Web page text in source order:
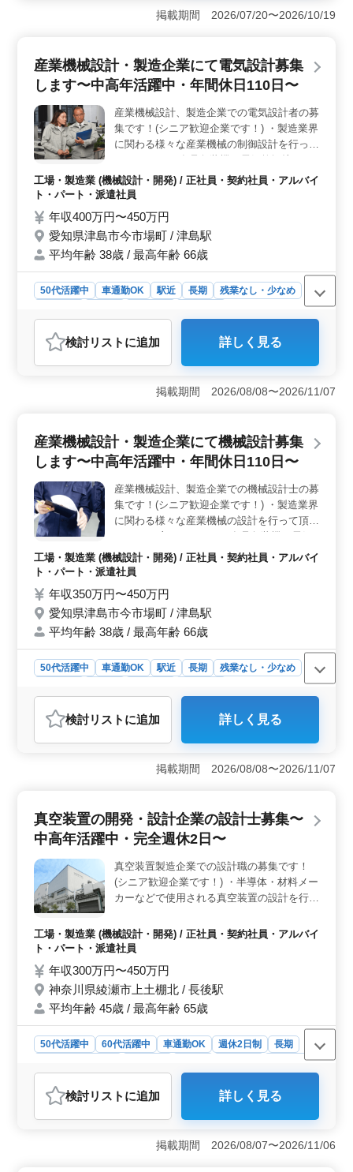
現場で勤務し、AutoCAD、SolidWorks、iCADなど複数の
CADツールを使用し機械設計業務を行います。これまで
給など、安心して働ける待遇が整っています。また、週
休2日制を採用しており、土日休みでプライベートの時間
も大切にできます。長期で安定して勤務できます。
＜多様な年齢層が活躍中＞ 50代、60代の中高年層も活
躍中であり、最高年齢は62歳です。 年齢関係なく、技
術を活かし活躍できる環境です。
掲載期間 2026/07/20〜2026/10/19
産業機械設計・製造企業にて電気設計募集
します〜中高年活躍中・年間休日110日〜
産業機械設計、製造企業での電気設計者の募
集です！(シニア歓迎企業です！) ・製造業界
に関わる様々な産業機械の制御設計を行って
の生産設備機械に使用される電気炉 ・電気
炉の熱制御、搬送制御 ＣＡＤ経験者募集
送装置、バッチ式電気炉の経験のある方歓迎
致します！ 皆様のご応募お待ちしておりま
す！
工場・製造業 (機械設計・開発) / 正社員・契約社員・アルバイ
ト・パート・派遣社員
年収400万円〜450万円
愛知県津島市今市場町 / 津島駅
平均年齢 38歳 / 最高年齢 66歳
50代活躍中 車通勤OK 駅近 長期
残業なし・少なめ
工場・製造業
おすすめポイント
＜電気設計者を募集中＞ この求人は愛知県津島市の産
業機械設計・製造企業での電気設計者の募集となりま
す。中高年が活躍できる環境で、年間休日110日の働きや
けます。主に食品包装機や電気乾燥炉などの生産設備機
械に使用される電気炉の熱制御、搬送制御などが含まれ
る方が歓迎されています。 ＜働きやすい環境＞ 勤
務地は津島駅からアクセスしやすく、車通勤も可能で
す。週5〜6日の勤務で、土日祝休みなどのシフト制が取
り入れられています。休憩時間もしっかり60分確保さ
れ、残業も月平均15時間と少ないため、ワークライフバ
ランスが守られています。
検討リスト に追加 詳しく見る
掲載期間 2026/08/08〜2026/11/07
産業機械設計・製造企業にて機械設計募集
します〜中高年活躍中・年間休日110日〜
産業機械設計、製造企業での機械設計士の募
集です！(シニア歓迎企業です！) ・製造業界
に関わる様々な産業機械の設計を行って頂き
乾燥炉などの生産設備機械 ・製品の仕様検
討・詳細設計、研究開発業務 ・仕様書作
す ＣＡＤ経験者募集中。 生産設備機械の設
計経験者優遇致します。 皆様のご応募お待
ちしております！
工場・製造業 (機械設計・開発) / 正社員・契約社員・アルバイ
ト・パート・派遣社員
年収350万円〜450万円
愛知県津島市今市場町 / 津島駅
平均年齢 38歳 / 最高年齢 66歳
50代活躍中 車通勤OK 駅近 長期
残業なし・少なめ
工場・製造業
おすすめポイント
＜機械設計のプロを募集中＞ この求人は愛知県津島市
の産業機械設計・製造企業での機械設計士の募集となり
ます。中高年が活躍できる環境で、年間休日110日の働き
ます。主に食品包装機や電気乾燥炉などの生産設備機械
が対象です。具体的な仕事内容には製品の仕様検討、詳
まれます。 ＜働きやすい環境＞ 勤務地は津島駅か
らアクセスしやすく、車通勤も可能です。週5〜6日の勤
務で、土日祝休みなどのシフト制が取り入れられていま
す。休憩時間もしっかり60分確保され、残業も月平均15
時間と少ないため、ワークライフバランスが守られてい
ます。
検討リスト に追加 詳しく見る
掲載期間 2026/08/08〜2026/11/07
真空装置の開発・設計企業の設計士募集〜
中高年活躍中・完全週休2日〜
真空装置製造企業での設計職の募集です！
(シニア歓迎企業です！) ・半導体・材料メー
カーなどで使用される真空装置の設計を行っ
めの仕様検討・詳細設計、研究開発 ・真空
装置に関わる物ならほぼすべての設計をおま
置、メカ設計 制御設計経験者優遇致しま
す。 皆様のご応募お待ちしております！
工場・製造業 (機械設計・開発) / 正社員・契約社員・アルバイ
ト・パート・派遣社員
年収300万円〜450万円
神奈川県綾瀬市上土棚北 / 長後駅
平均年齢 45歳 / 最高年齢 65歳
50代活躍中 60代活躍中 車通勤OK 週休2日制
長期
派遣社員
工場・製造業
おすすめポイント
＜真空装置のプロフェッショナル募集＞ 神奈川県綾瀬
市の真空装置製造企業が、設計職のプロを求めていま
す。中高年の方にも広く歓迎される職場で、完全週休2日
検討リスト に追加 詳しく見る
掲載期間 2026/08/07〜2026/11/06